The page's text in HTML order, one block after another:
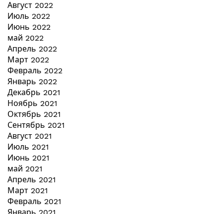
Август 2022
Июль 2022
Июнь 2022
май 2022
Апрель 2022
Март 2022
Февраль 2022
Январь 2022
Декабрь 2021
Ноябрь 2021
Октябрь 2021
Сентябрь 2021
Август 2021
Июль 2021
Июнь 2021
май 2021
Апрель 2021
Март 2021
Февраль 2021